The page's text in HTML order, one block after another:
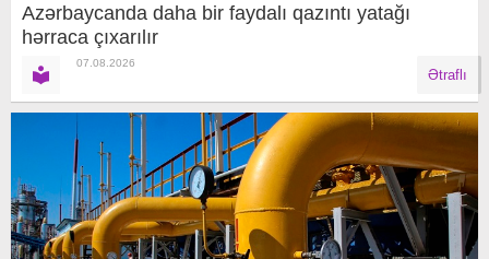
Azərbaycanda daha bir faydalı qazıntı yatağı
hərraca çıxarılır
07.08.2026
Ətraflı